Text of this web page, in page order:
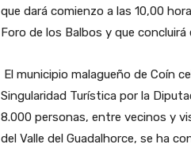
í
a
d
e
L
e
c
i
n
G
e
o
i
p
o
m
a
l
B
o
á
n
i
c
q
u
c
o
m
que dará comienzo a las 10,00
Foro de los Balbos y que concluirá
El municipio malagueño de Coín
Singularidad Turística por la
8.000 personas, entre vecinos y
del Valle del Guadalhorce, se ha